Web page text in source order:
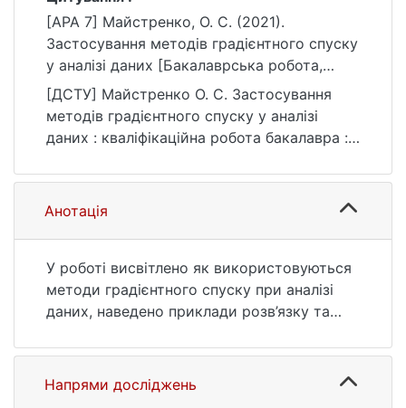
[APA 7] Майстренко, О. С. (2021).
Застосування методів градієнтного спуску
у аналізі даних [Бакалаврська робота,
Київський національний університет імені
Тараса Шевченка]. eKNUTSHIR.
https://ir.library.knu.ua/handle/123456789/34
[ДСТУ] Майстренко О. С. Застосування
методів градієнтного спуску у аналізі
даних : кваліфікаційна робота бакалавра :
50 с. URL:
https://ir.library.knu.ua/handle/123456789/34
12 (дата звернення: 25.07.2026).
Анотація
У роботі висвітлено як використовуються
методи градієнтного спуску при аналізі
даних, наведено приклади розв’язку та
градієнтним методом та розроблено
програми різноманітних регресій, що
використовують метод градієнтного
Напрями досліджень